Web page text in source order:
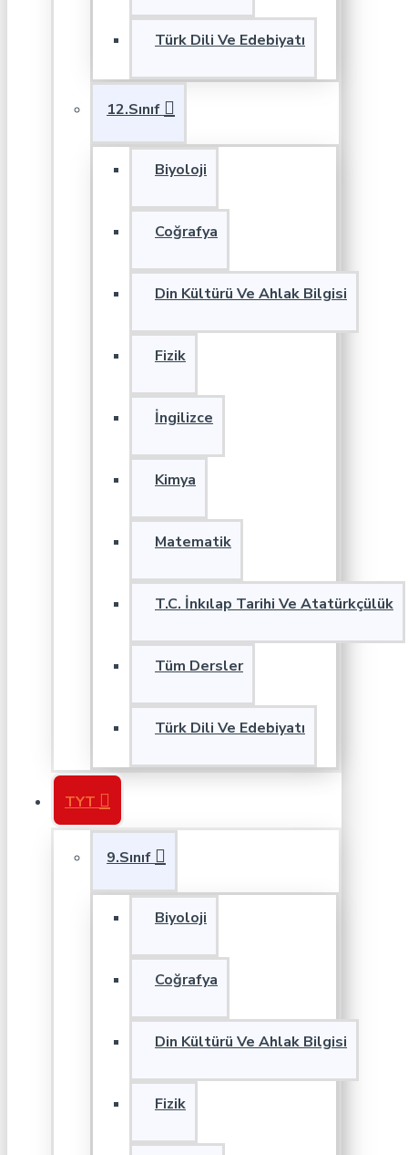
Türk Dili Ve Edebiyatı
12.Sınıf
Biyoloji
Coğrafya
Din Kültürü Ve Ahlak Bilgisi
Fizik
İngilizce
Kimya
Matematik
T.C. İnkılap Tarihi Ve Atatürkçülük
Tüm Dersler
Türk Dili Ve Edebiyatı
TYT
9.Sınıf
Biyoloji
Coğrafya
Din Kültürü Ve Ahlak Bilgisi
Fizik